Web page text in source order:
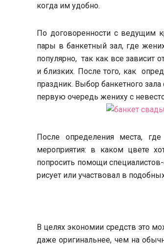
когда им удобно.
По договоренности с ведущим
пары в банкетный зал, где
популярно, так как все
и близких. После того, как
праздник. Выбор банкетного
первую очередь жениху с
После определения места,
мероприятия: в каком цвете
попросить помощи
рисует или участвовал в
В целях экономии средств это
даже оригинальнее, чем на